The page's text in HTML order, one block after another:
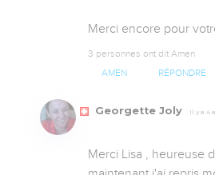
Merci encore pour
3 personnes ont dit Amen
AMEN RÉPONDRE
Georgette Joly Il y a 4
Merci Lisa , heureuse